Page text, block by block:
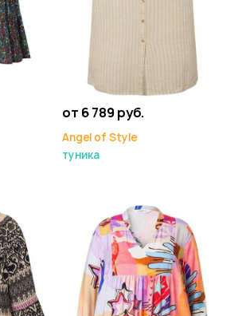
от 6 789 руб.
Angel of Style
туника